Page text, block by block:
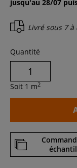
jusqu'au 28/07
Livré sous 7 à
Quantité
Soit 1 m2